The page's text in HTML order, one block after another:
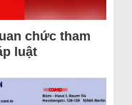
chức tham
luật